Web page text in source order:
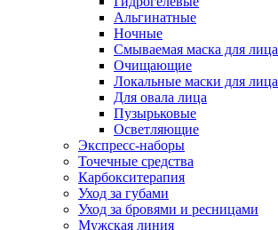
Альгинатные
Ночные
Смываемая маска для лица
Очищающие
Локальные маски для лица
Для овала лица
Пузырьковые
Осветляющие
Экспресс-наборы
Точечные средства
Карбокситерапия
Уход за губами
Уход за бровями и ресницами
Мужская линия